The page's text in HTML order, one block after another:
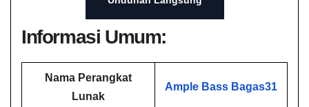
Informasi Umum:
Nama Perangkat
Lunak
Ample Bass Bagas31